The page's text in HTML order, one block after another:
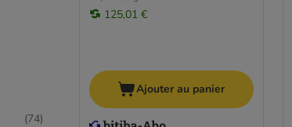
(74)
125,01 €
Ajouter au panier